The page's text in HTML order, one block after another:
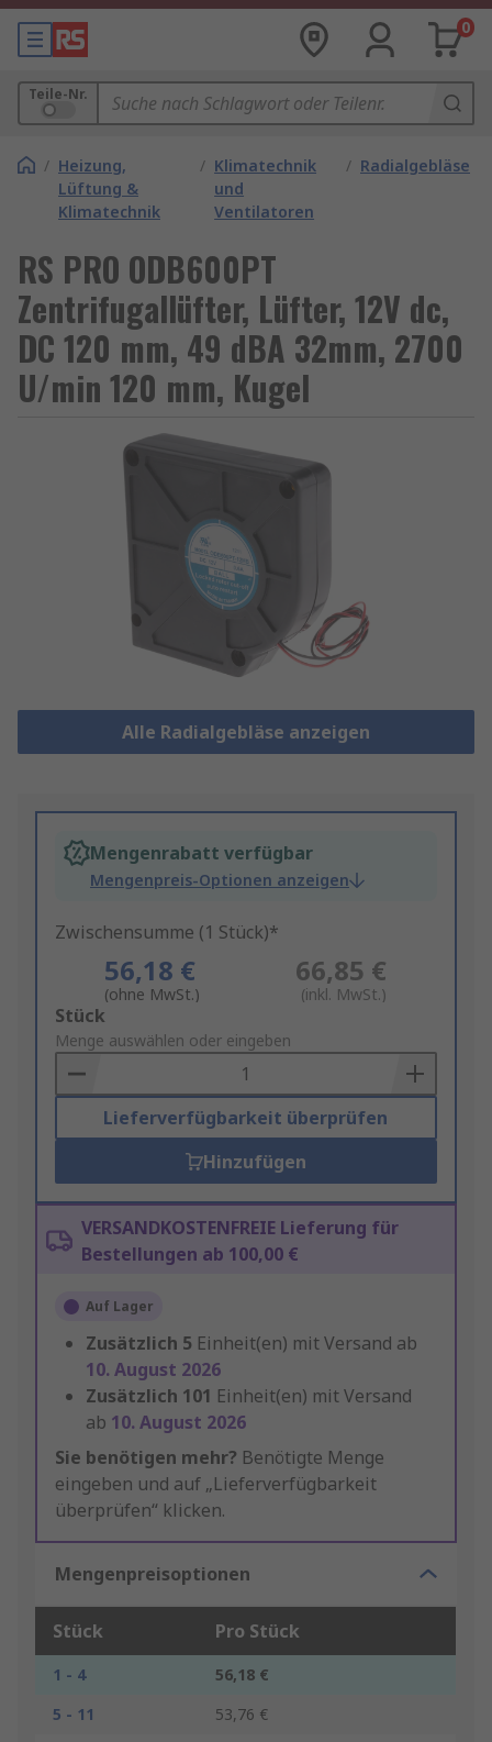
0
Teile-Nr.
/ Heizung,
Lüftung &
Klimatechnik
/ Klimatechnik
und
Ventilatoren
/ Radialgebläse
RS PRO ODB600PT
Zentrifugallüfter, Lüfter, 12V dc,
DC 120 mm, 49 dBA 32mm, 2700
U/min 120 mm, Kugel
Alle Radialgebläse anzeigen
Mengenrabatt verfügbar
Mengenpreis-Optionen anzeigen
Zwischensumme (1 Stück)*
56,18 €
(ohne MwSt.)
66,85 €
(inkl. MwSt.)
Add
to
Basket
Stück
Menge auswählen oder eingeben
Lieferverfügbarkeit überprüfen
Hinzufügen
VERSANDKOSTENFREIE Lieferung für
Bestellungen ab 100,00 €
Auf Lager
Zusätzlich 5 Einheit(en) mit Versand ab
10. August 2026
Zusätzlich 101 Einheit(en) mit Versand
ab 10. August 2026
Sie benötigen mehr? Benötigte Menge
eingeben und auf „Lieferverfügbarkeit
überprüfen“ klicken.
Mengenpreisoptionen
Stück Pro Stück
1 - 4
56,18 €
5 - 11
53,76 €